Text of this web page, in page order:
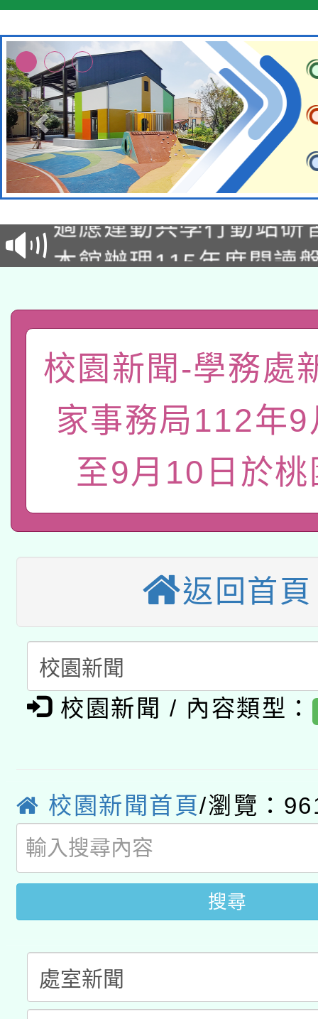
本校115學年度第2次
招甄選結果公告(無人
招)
適應運動共學行動站研
本館辦理115年度閱讀
礎課程
A3數位素養講師名單
「數位內容與教學軟體
pilot」
薪期間赴陸應申請許可
轉知經濟部水利署委託
業技術研究院辦理「
用水績優單位及節水達
動」
115年8月22日(星期六
桃園市孔廟祈福系列
本校115學年度第2次
招甄選結果公告(無人
適應運動共學行動站研
本館辦理115年度閱讀
暨閱讀推動專業研習
科技賦能─人工智慧
礎課程
A3數位素養講師名單
「數位內容與教學軟
薪期間赴陸應申請許可
業技術研究院辦理「
用水績優單位及節水達
115年8月22日(星期六
桃園市孔廟祈福系列
開 智慧啟航」
2026年桃園地景藝術
校園新聞-學務處
家事務局112年
至9月10日於桃
返回首頁
校園新聞 / 內容類型：
校園新聞首頁/瀏覽：
搜尋